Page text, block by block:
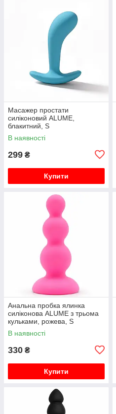
Масажер простати
силіконовий ALUME,
блакитний, S
В наявності
299 ₴
Купити
Анальна пробка ялинка
силіконова ALUME з трьома
кульками, рожева, S
В наявності
330 ₴
Купити